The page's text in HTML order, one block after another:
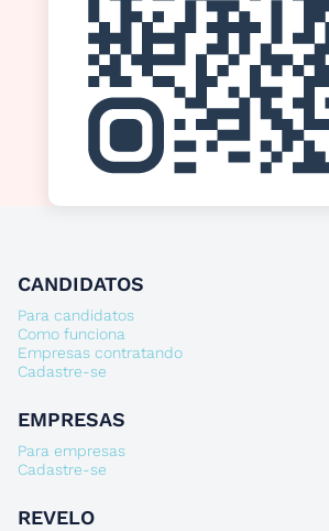
CANDIDATOS
Para candidatos
Como funciona
Empresas contratando
Cadastre-se
EMPRESAS
Para empresas
Cadastre-se
REVELO